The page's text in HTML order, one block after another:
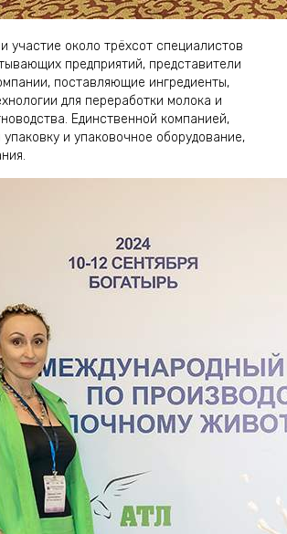
участие около трёхсот специалистов
предприятий, представители
поставляющие ингредиенты,
для переработки молока и
Единственной компанией,
и упаковочное оборудование,